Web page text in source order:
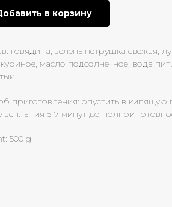
в корзину
говядина, зелень петрушка свежая,
масло подсолнечное, вода
приготовления: опустить в
всплытия 5-7 минут до полной
500 g